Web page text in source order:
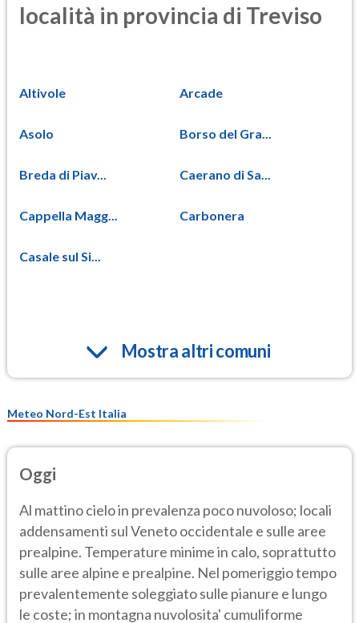
località in provincia di Treviso
Altivole Arcade
Asolo Borso del Gra...
Breda di Piav... Caerano di Sa...
Cappella Magg... Carbonera
Casale sul Si...
Mostra altri comuni
Meteo Nord-Est Italia
Oggi
Al mattino cielo in prevalenza poco nuvoloso; locali
addensamenti sul Veneto occidentale e sulle aree
prealpine. Temperature minime in calo, soprattutto
sulle aree alpine e prealpine. Nel pomeriggio tempo
prevalentemente soleggiato sulle pianure e lungo
le coste; in montagna nuvolosita' cumuliforme